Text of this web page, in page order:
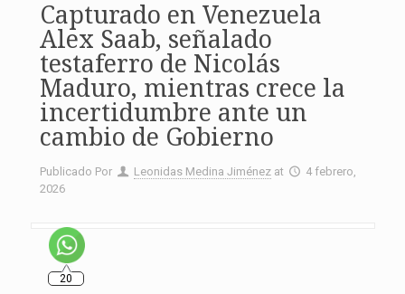
Capturado en Venezuela
Alex Saab, señalado
testaferro de Nicolás
Maduro, mientras crece la
incertidumbre ante un
cambio de Gobierno
Publicado Por Leonidas Medina Jiménez at
4 febrero,
2026
20